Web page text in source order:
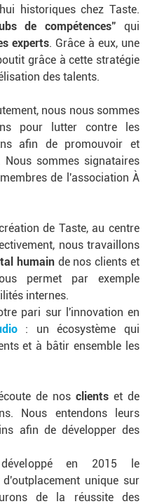
historiques chez Taste.
de compétences" qui
experts. Grâce à eux, une
grâce à cette stratégie
des talents.
nous nous sommes
pour lutter contre les
afin de promouvoir et
sommes signataires
de l'association À
de Taste, au centre
nous travaillons
humainde nos clients et
permet par exemple
internes.
pari sur l'innovation en
: un écosystème qui
et à bâtir ensemble les
de nos clients et de
Nous entendons leurs
afin de développer des
en 2015 le
unique sur
de la réussite des